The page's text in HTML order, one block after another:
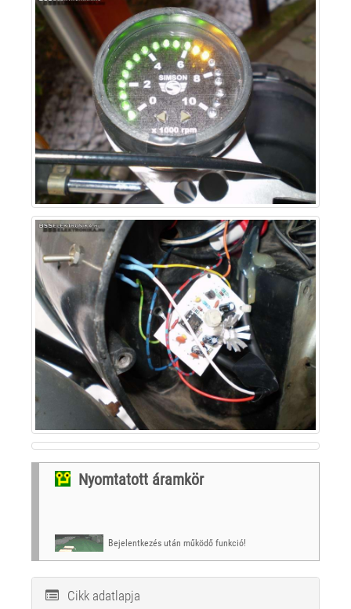
Nyomtatott áramkör
Bejelentkezés után működő funkció!
Cikk adatlapja